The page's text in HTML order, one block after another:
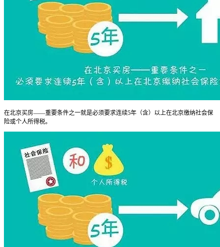
在北京买房——重要条件之一就是必须要求连续5年（含）以上在北京缴纳社会保
险或个人所得税。